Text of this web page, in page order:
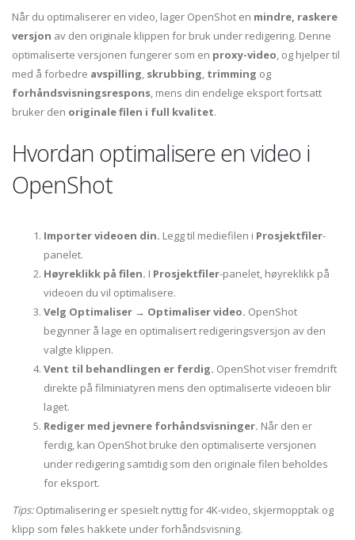
Når du optimaliserer en video, lager OpenShot en mindre, raskere
versjon av den originale klippen for bruk under redigering. Denne
optimaliserte versjonen fungerer som en proxy-video, og hjelper til
med å forbedre avspilling, skrubbing, trimming og
forhåndsvisningsrespons, mens din endelige eksport fortsatt
bruker den originale filen i full kvalitet.
Hvordan optimalisere en video i
OpenShot
Importer videoen din. Legg til mediefilen i Prosjektfiler-
panelet.
Høyreklikk på filen. I Prosjektfiler-panelet, høyreklikk på
videoen du vil optimalisere.
Velg Optimaliser → Optimaliser video. OpenShot
begynner å lage en optimalisert redigeringsversjon av den
valgte klippen.
Vent til behandlingen er ferdig. OpenShot viser fremdrift
direkte på filminiatyren mens den optimaliserte videoen blir
laget.
Rediger med jevnere forhåndsvisninger. Når den er
ferdig, kan OpenShot bruke den optimaliserte versjonen
under redigering samtidig som den originale filen beholdes
for eksport.
Tips:Optimalisering er spesielt nyttig for 4K-video, skjermopptak og
klipp som føles hakkete under forhåndsvisning.